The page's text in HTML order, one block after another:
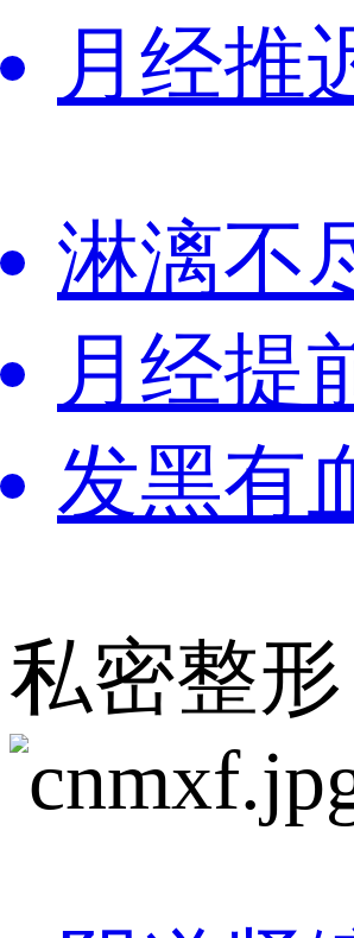
月经推
淋漓不
月经提
发黑有
私密整形